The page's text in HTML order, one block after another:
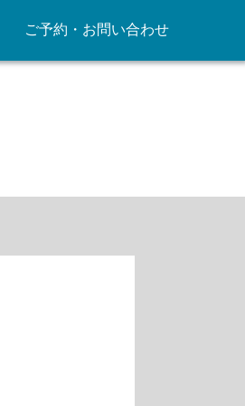
ご予約・お問い合わせ